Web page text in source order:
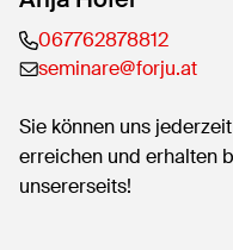
067762878812
seminare@forju.at
Sie können uns
erreichen und erhalten
unsererseits!